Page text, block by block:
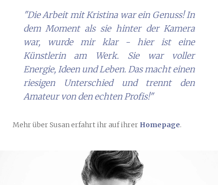
"Die Arbeit mit Kristina war ein Genuss! In
dem Moment als sie hinter der Kamera
war, wurde mir klar - hier ist eine
Künstlerin am Werk. Sie war voller
Energie, Ideen und Leben. Das macht einen
riesigen Unterschied und trennt den
Amateur von den echten Profis!"
Mehr über Susan erfahrt ihr auf ihrer Homepage.